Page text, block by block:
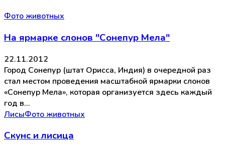
Фото животных
На ярмарке слонов "Сонепур Мела"
22.11.2012
Город Сонепур (штат Орисса, Индия) в очередной раз
стал местом проведения масштабной ярмарки слонов
«Сонепур Мела», которая организуется здесь каждый
год в…
ЛисыФото животных
Скунс и лисица